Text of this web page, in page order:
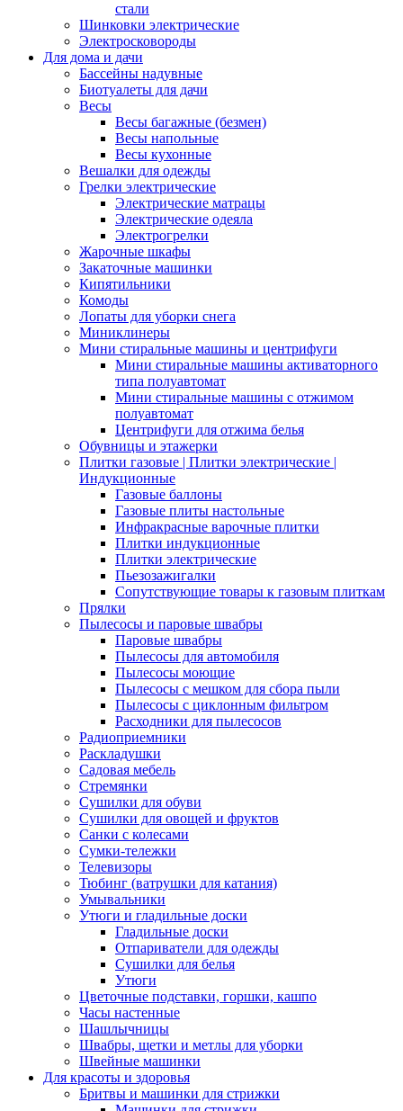
стали
Шинковки электрические
Электросковороды
Для дома и дачи
Бассейны надувные
Биотуалеты для дачи
Весы
Весы багажные (безмен)
Весы напольные
Весы кухонные
Вешалки для одежды
Грелки электрические
Электрические матрацы
Электрические одеяла
Электрогрелки
Жарочные шкафы
Закаточные машинки
Кипятильники
Комоды
Лопаты для уборки снега
Миниклинеры
Мини стиральные машины и центрифуги
Мини стиральные машины активаторного
типа полуавтомат
Мини стиральные машины с отжимом
полуавтомат
Центрифуги для отжима белья
Обувницы и этажерки
Плитки газовые | Плитки электрические |
Индукционные
Газовые баллоны
Газовые плиты настольные
Инфракрасные варочные плитки
Плитки индукционные
Плитки электрические
Пьезозажигалки
Сопутствующие товары к газовым плиткам
Прялки
Пылесосы и паровые швабры
Паровые швабры
Пылесосы для автомобиля
Пылесосы моющие
Пылесосы с мешком для сбора пыли
Пылесосы с циклонным фильтром
Расходники для пылесосов
Радиоприемники
Раскладушки
Садовая мебель
Стремянки
Сушилки для обуви
Сушилки для овощей и фруктов
Санки с колесами
Сумки-тележки
Телевизоры
Тюбинг (ватрушки для катания)
Умывальники
Утюги и гладильные доски
Гладильные доски
Отпариватели для одежды
Сушилки для белья
Утюги
Цветочные подставки, горшки, кашпо
Часы настенные
Шашлычницы
Швабры, щетки и метлы для уборки
Швейные машинки
Для красоты и здоровья
Бритвы и машинки для стрижки